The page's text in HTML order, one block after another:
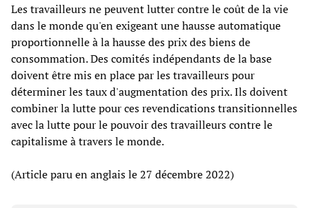
Les travailleurs ne peuvent lutter contre le coût de la vie
dans le monde qu'en exigeant une hausse automatique
proportionnelle à la hausse des prix des biens de
consommation. Des comités indépendants de la base
doivent être mis en place par les travailleurs pour
déterminer les taux d'augmentation des prix. Ils doivent
combiner la lutte pour ces revendications transitionnelles
avec la lutte pour le pouvoir des travailleurs contre le
capitalisme à travers le monde.
(Article paru en anglais le 27 décembre 2022)